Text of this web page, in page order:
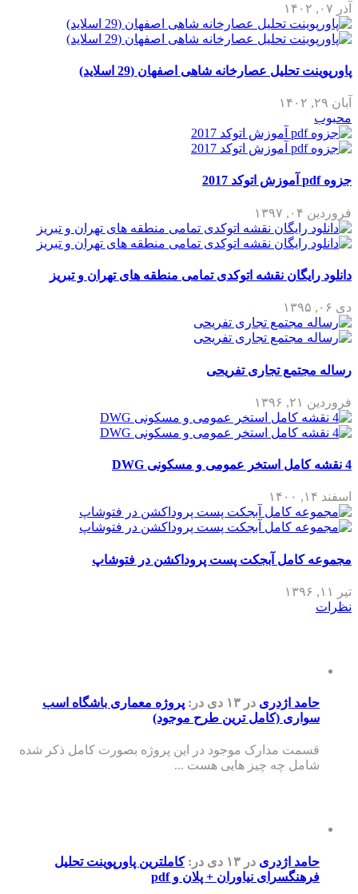
آذر ۰۷, ۱۴۰۲
پاورپوینت تحلیل عصارخانه شاهی اصفهان (29 اسلاید)
آبان ۲۹, ۱۴۰۲
محبوب
جزوه pdf آموزش اتوکد 2017
فروردین ۰۴, ۱۳۹۷
دانلود رایگان نقشه اتوکدی تمامی منطقه های تهران و تبریز
دی ۰۶, ۱۳۹۵
رساله مجتمع تجاری تفریحی
فروردین ۲۱, ۱۳۹۶
4 نقشه کامل استخر عمومی و مسکونی DWG
اسفند ۱۴, ۱۴۰۰
مجموعه کامل آبجکت پست پروداکشن در فتوشاپ
تیر ۱۱, ۱۳۹۶
نظرات
حامد اژدری در ۱۳ دی در: پروژه معماری باشگاه اسب
سواری (کامل ترین طرح موجود)
قسمت مدارک موجود در این پروژه بصورت کامل ذکر شده
شامل چه چیز هایی هست ...
حامد اژدری در ۱۳ دی در:کاملترین پاورپوینت تحلیل
فرهنگسرای نیاوران + پلان و pdf